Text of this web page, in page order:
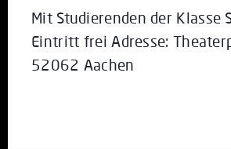
Mit Studierenden der Klasse
Eintritt frei Adresse:
52062 Aachen